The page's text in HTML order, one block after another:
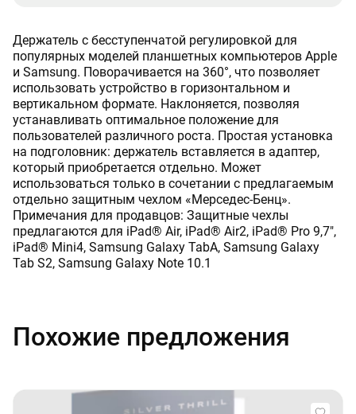
Держатель с бесступенчатой регулировкой для
популярных моделей планшетных компьютеров Apple
и Samsung. Поворачивается на 360°, что позволяет
использовать устройство в горизонтальном и
вертикальном формате. Наклоняется, позволяя
устанавливать оптимальное положение для
пользователей различного роста. Простая установка
на подголовник: держатель вставляется в адаптер,
который приобретается отдельно. Может
использоваться только в сочетании с предлагаемым
отдельно защитным чехлом «Мерседес-Бенц».
Примечания для продавцов: Защитные чехлы
предлагаются для iPad® Air, iPad® Air2, iPad® Pro 9,7",
iPad® Mini4, Samsung Galaxy TabA, Samsung Galaxy
Tab S2, Samsung Galaxy Note 10.1
Похожие предложения